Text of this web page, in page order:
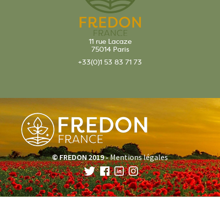
11 rue Lacaze
75014 Paris
+33(0)1 53 83 71 73
© FREDON 2019 -Mentions légales